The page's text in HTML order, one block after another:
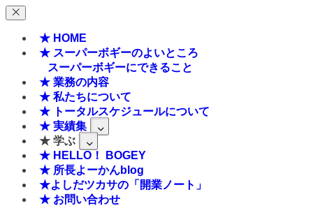
★ HOME
★ スーパーボギーのよいところ
スーパーボギーにできること
★ 業務の内容
★ 私たちについて
★ トータルスケジュールについて
★ 実績集
★ 学ぶ
★ HELLO！ BOGEY
★ 所長よーかんblog
★よしだツカサの「開業ノート」
★ お問い合わせ